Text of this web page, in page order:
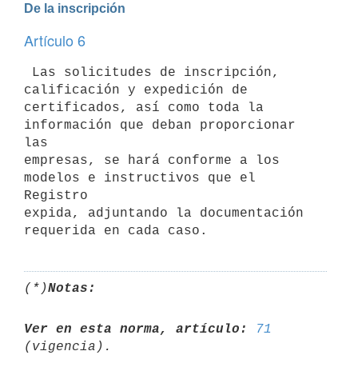
De la inscripción
Artículo 6
calificación y expedición de
certificados, así como toda la
información que deban proporcionar
las
empresas, se hará conforme a los
modelos e instructivos que el
Registro
expida, adjuntando la documentación
(*)Notas:
Ver en esta norma, artículo:
71